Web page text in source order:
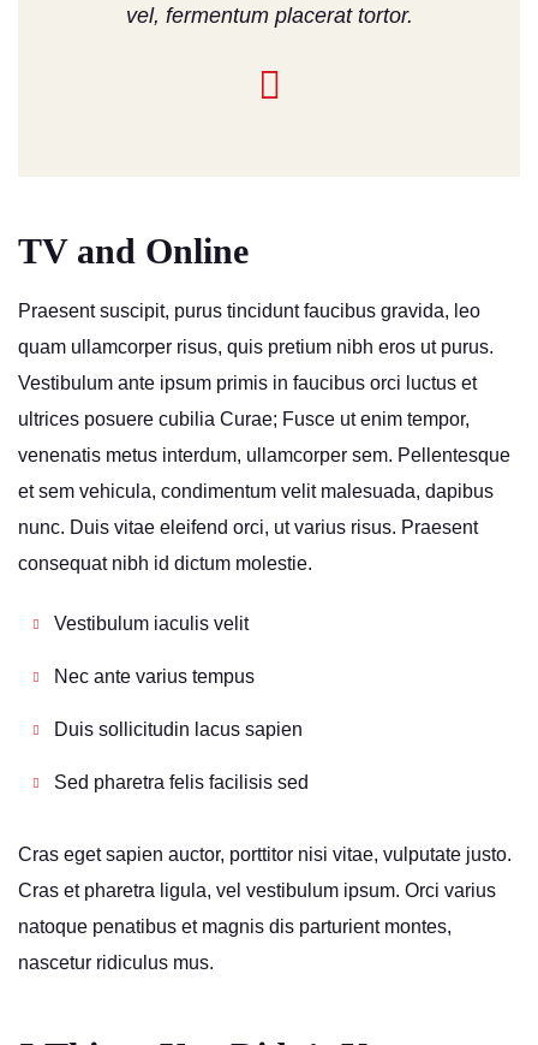
vel, fermentum placerat tortor.
TV and Online
Praesent suscipit, purus tincidunt faucibus gravida, leo
quam ullamcorper risus, quis pretium nibh eros ut purus.
Vestibulum ante ipsum primis in faucibus orci luctus et
ultrices posuere cubilia Curae; Fusce ut enim tempor,
venenatis metus interdum, ullamcorper sem. Pellentesque
et sem vehicula, condimentum velit malesuada, dapibus
nunc. Duis vitae eleifend orci, ut varius risus. Praesent
consequat nibh id dictum molestie.
Vestibulum iaculis velit
Nec ante varius tempus
Duis sollicitudin lacus sapien
Sed pharetra felis facilisis sed
Cras eget sapien auctor, porttitor nisi vitae, vulputate justo.
Cras et pharetra ligula, vel vestibulum ipsum. Orci varius
natoque penatibus et magnis dis parturient montes,
nascetur ridiculus mus.